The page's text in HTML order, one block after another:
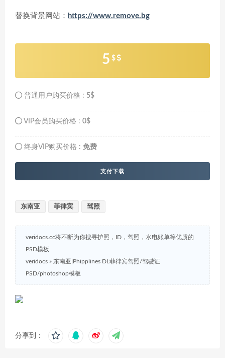
替换背景网站： https://www.remove.bg
5 $
普通用户购买价格 : 5$
VIP会员购买价格 : 0$
终身VIP购买价格 : 免费
支付下载
东南亚 菲律宾 驾照
veridocs.cc将不断为你搜寻护照，ID，驾照，水电账单等优质的
PSD模板
veridocs » 东南亚|Phipplines DL菲律宾驾照/驾驶证
PSD/photoshop模板
分享到：